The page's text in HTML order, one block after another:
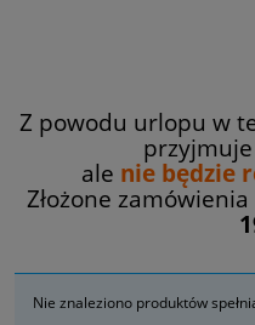
Z powodu urlopu w
ale nie będzie
Złożone
Nie znaleziono produktów